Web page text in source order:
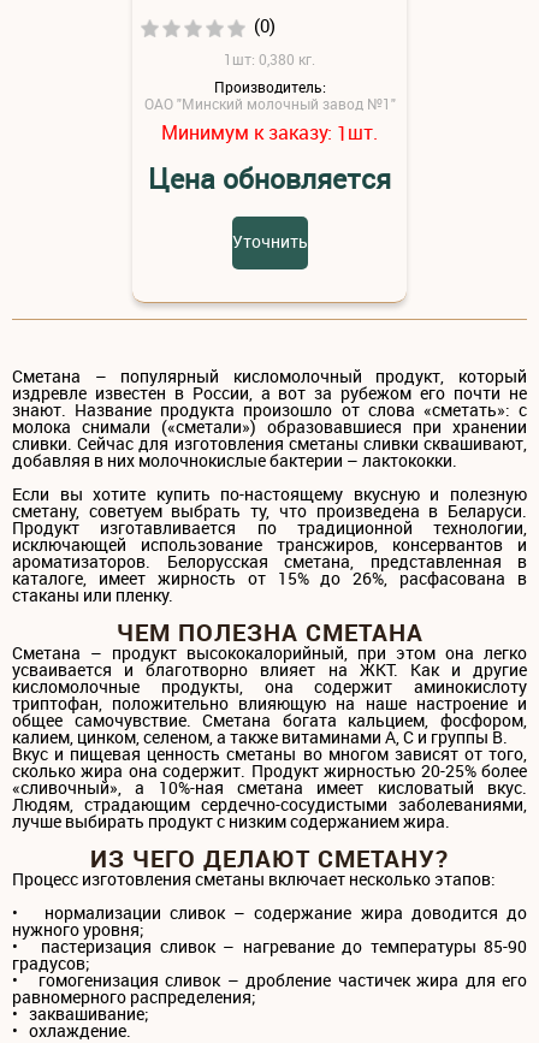
(0)
1шт: 0,380 кг.
Производитель:
ОАО "Минский молочный завод №1"
Минимум к заказу: 1шт.
Цена обновляется
Уточнить
Сметана – популярный кисломолочный продукт, который
издревле известен в России, а вот за рубежом его почти не
знают. Название продукта произошло от слова «сметать»: с
молока снимали («сметали») образовавшиеся при хранении
сливки. Сейчас для изготовления сметаны сливки сквашивают,
добавляя в них молочнокислые бактерии – лактококки.
Если вы хотите купить по-настоящему вкусную и полезную
сметану, советуем выбрать ту, что произведена в Беларуси.
Продукт изготавливается по традиционной технологии,
исключающей использование трансжиров, консервантов и
ароматизаторов. Белорусская сметана, представленная в
каталоге, имеет жирность от 15% до 26%, расфасована в
стаканы или пленку.
ЧЕМ ПОЛЕЗНА СМЕТАНА
Сметана – продукт высококалорийный, при этом она легко
усваивается и благотворно влияет на ЖКТ. Как и другие
кисломолочные продукты, она содержит аминокислоту
триптофан, положительно влияющую на наше настроение и
общее самочувствие. Сметана богата кальцием, фосфором,
калием, цинком, селеном, а также витаминами A, С и группы В.
Вкус и пищевая ценность сметаны во многом зависят от того,
сколько жира она содержит. Продукт жирностью 20-25% более
«сливочный», а 10%-ная сметана имеет кисловатый вкус.
Людям, страдающим сердечно-сосудистыми заболеваниями,
лучше выбирать продукт с низким содержанием жира.
ИЗ ЧЕГО ДЕЛАЮТ СМЕТАНУ?
Процесс изготовления сметаны включает несколько этапов:
• нормализации сливок – содержание жира доводится до
нужного уровня;
• пастеризация сливок – нагревание до температуры 85-90
градусов;
• гомогенизация сливок – дробление частичек жира для его
равномерного распределения;
• заквашивание;
• охлаждение.